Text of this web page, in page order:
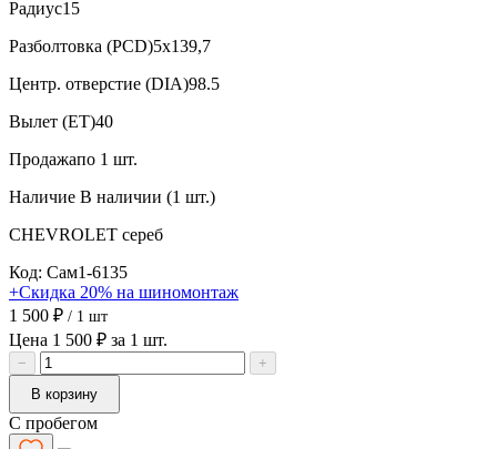
Радиус15
Разболтовка (PCD)5x139,7
Центр. отверстие (DIA)98.5
Вылет (ET)40
Продажапо 1 шт.
Наличие В наличии (1 шт.)
CHEVROLET сереб
Код: Сам1-6135
+Скидка 20% на шиномонтаж
1 500 ₽ / 1 шт
Цена 1 500 ₽ за 1 шт.
−
+
В корзину
С пробегом